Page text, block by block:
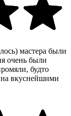
мастера были
очень были
будто
вкуснейшими